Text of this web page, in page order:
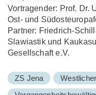
Vortragender: Prof. Dr.
Ost- und
Partner: Friedrich-
Slawiastik und
Gesellschaft e.V.
ZS Jena